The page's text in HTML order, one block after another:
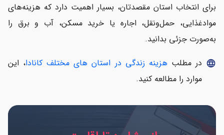
برای انتخاب استان مقصدتان، بسیار اهمیت دارد که هزینه‌های
موادغذایی، حمل‌ونقل، اجاره یا خرید مسکن، آب و برق را
به‌صورت جزئی بدانید.
language در مطلب هزینه زندگی در استان های مختلف کانادا، این
موارد را مطالعه کنید.